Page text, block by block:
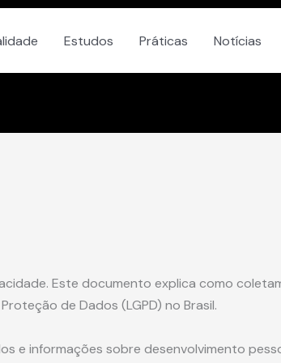
Estudos Práticas Notícias
Este documento explica como
de Dados (LGPD) no Brasil.
e informações sobre desenvolvimento